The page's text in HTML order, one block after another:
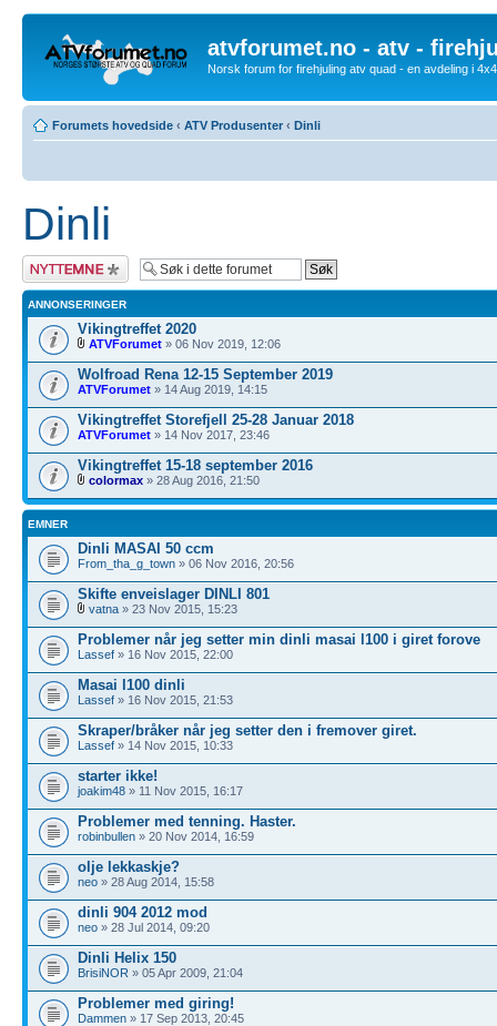
atvforumet.no - atv -
Norsk forum for firehjuling atv quad - en avdeling i
Forumets hovedside ‹ ATV Produsenter ‹ Dinli
Dinli
Legg inn et nytt
emne
ANNONSERINGER
Vikingtreffet 2020
ATVForumet » 06 Nov 2019, 12:06
Wolfroad Rena 12-15 September 2019
ATVForumet » 14 Aug 2019, 14:15
Vikingtreffet Storefjell 25-28 Januar 2018
ATVForumet » 14 Nov 2017, 23:46
Vikingtreffet 15-18 september 2016
colormax » 28 Aug 2016, 21:50
EMNER
Dinli MASAI 50 ccm
From_tha_g_town » 06 Nov 2016, 20:56
Skifte enveislager DINLI 801
vatna » 23 Nov 2015, 15:23
Problemer når jeg setter min dinli masai l100 i giret forove
Lassef » 16 Nov 2015, 22:00
Masai l100 dinli
Lassef » 16 Nov 2015, 21:53
Skraper/bråker når jeg setter den i fremover giret.
Lassef » 14 Nov 2015, 10:33
starter ikke!
joakim48 » 11 Nov 2015, 16:17
Problemer med tenning. Haster.
robinbullen » 20 Nov 2014, 16:59
olje lekkaskje?
neo » 28 Aug 2014, 15:58
dinli 904 2012 mod
neo » 28 Jul 2014, 09:20
Dinli Helix 150
BrisiNOR » 05 Apr 2009, 21:04
Problemer med giring!
Dammen » 17 Sep 2013, 20:45